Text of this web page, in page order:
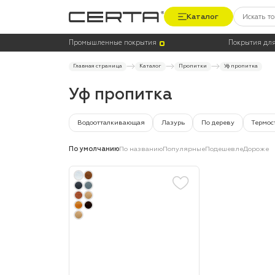
Каталог
Промышленные покрытия Покрытия
Главная страница Каталог Пропитки Уф пропитка
Уф пропитка
Водоотталкивающая Лазурь По дереву
Цвет
По умолчаниюПо названиюПопулярныеПодешевлеДороже